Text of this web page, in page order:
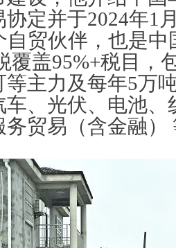
定并于2024年1
自贸伙伴，也是
覆盖95%+税目，
等主力及每年5万
车、光伏、电池、
贸易（含金融）